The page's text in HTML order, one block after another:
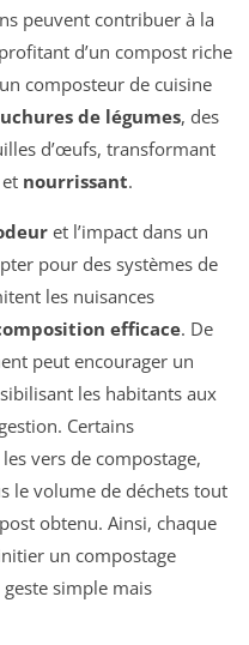
peuvent contribuer à la
d’un compost riche
composteur de cuisine
de légumes, des
d’œufs, transformant
nourrissant.
et l’impact dans un
pour des systèmes de
les nuisances
efficace. De
peut encourager un
les habitants aux
Certains
vers de compostage,
le volume de déchets tout
obtenu. Ainsi, chaque
un compostage
simple mais